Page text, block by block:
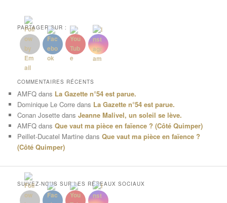
PARTAGER SUR :
COMMENTAIRES RÉCENTS
AMFQ dans La Gazette n°54 est parue.
Dominique Le Corre dans La Gazette n°54 est parue.
Conan Josette dansJeanne Malivel, un soleil se lève.
AMFQ dansQue vaut ma pièce en faïence ? (Côté Quimper)
Peillet-Ducatel Martine dansQue vaut ma pièce en faïence ?
(Côté Quimper)
SUIVEZ-NOUS SUR LES RÉSEAUX SOCIAUX